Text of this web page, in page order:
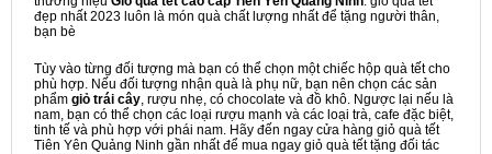
đẹp nhất 2023 luôn là món quà chất lượng nhất để tặng người thân,
bạn bè
Tùy vào từng đối tượng mà bạn có thể chọn một chiếc hộp quà tết cho
phù hợp. Nếu đối tượng nhận quà là phụ nữ, bạn nên chọn các sản
phẩm giỏ trái cây, rượu nhẹ, có chocolate và đồ khô. Ngược lại nếu là
nam, bạn có thể chọn các loại rượu mạnh và các loại trà, cafe đặc biệt,
tinh tế và phù hợp với phái nam. Hãy đến ngay cửa hàng giỏ quà tết
Tiên Yên Quảng Ninh gần nhất để mua ngay giỏ quà tết tặng đối tác